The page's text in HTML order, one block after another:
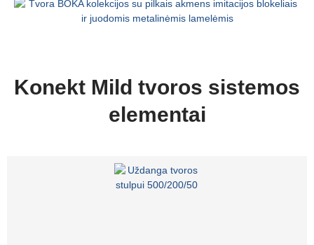
Konekt Mild tvoros sistemos
elementai